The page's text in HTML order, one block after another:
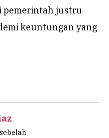
pemerintah justru
keuntungan yang